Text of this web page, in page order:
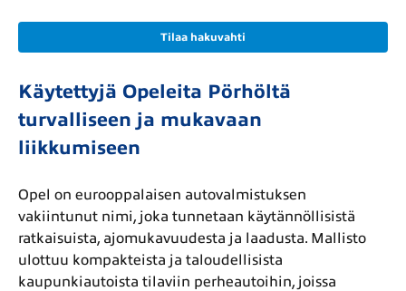
Tilaa hakuvahti
Käytettyjä Opeleita Pörhöltä
turvalliseen ja mukavaan
liikkumiseen
Opel on eurooppalaisen autovalmistuksen
vakiintunut nimi, joka tunnetaan käytännöllisistä
ratkaisuista, ajomukavuudesta ja laadusta. Mallisto
ulottuu kompakteista ja taloudellisista
kaupunkiautoista tilaviin perheautoihin, joissa